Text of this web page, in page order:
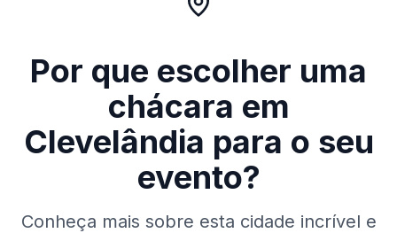
Por que escolher uma
chácara em
Clevelândia para o seu
evento?
Conheça mais sobre esta cidade incrível e